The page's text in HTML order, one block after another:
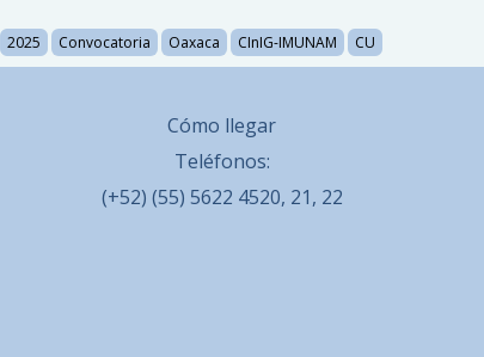
2025 Convocatoria Oaxaca CInIG-IMUNAM CU
Cómo llegar
Teléfonos:
(+52) (55) 5622 4520, 21, 22